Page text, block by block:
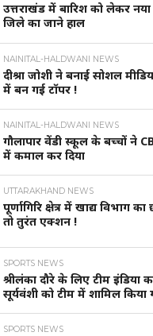
उत्तराखंड में बारिश को लेकर
जिले का जाने हाल
NAINITAL-HALDWANI NEWS
दीश्रा जोशी ने बनाई सोशल
में बन गई टॉपर !
NAINITAL-HALDWANI NEWS
गौलापार वेंडी स्कूल के बच्चों ने
में कमाल कर दिया
UTTARAKHAND NEWS
पूर्णागिरि क्षेत्र में खाद्य विभाग
तो तुरंत एक्शन !
SPORTS NEWS
श्रीलंका दौरे के लिए टीम इंडिया
सूर्यवंशी को टीम में शामिल किया
SPORTS NEWS